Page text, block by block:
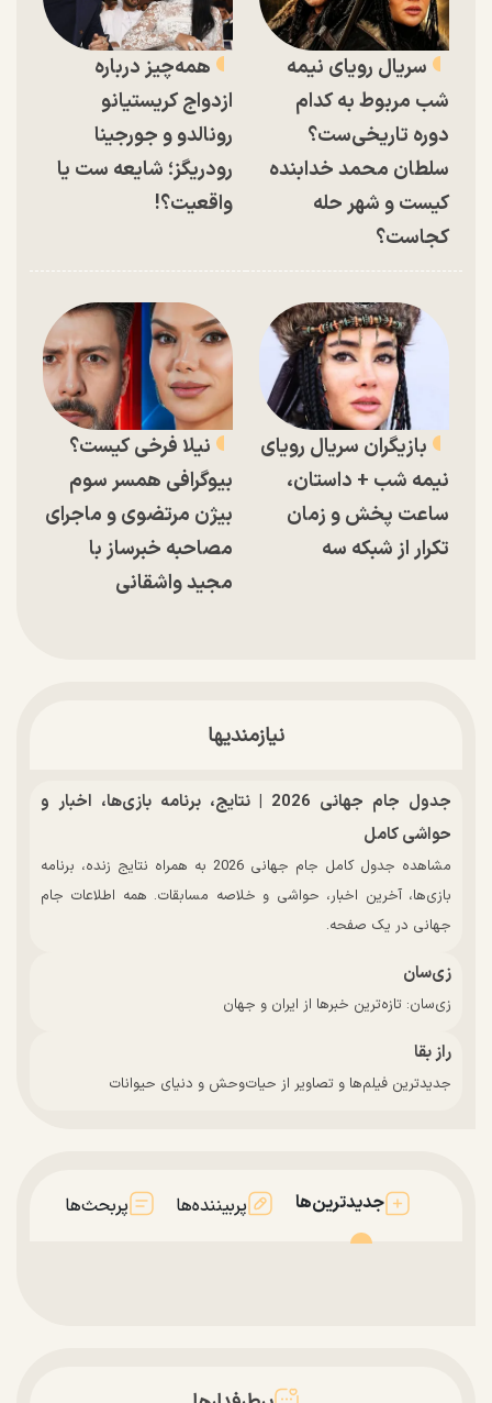
سریال رویای نیمه
شب مربوط به کدام
دوره تاریخی‌ست؟
سلطان محمد خدابنده
کیست و شهر حله
کجاست؟
همه‌چیز درباره
ازدواج کریستیانو
رونالدو و جورجینا
رودریگز؛ شایعه ست یا
واقعیت؟!
بازیگران سریال رویای
نیمه شب + داستان،
ساعت پخش و زمان
تکرار از شبکه سه
نیلا فرخی کیست؟
بیوگرافی همسر سوم
بیژن مرتضوی و ماجرای
مصاحبه خبرساز با
مجید واشقانی
نیازمندیها
جدول جام جهانی 2026 | نتایج، برنامه بازی‌ها، اخبار و
حواشی کامل
مشاهده جدول کامل جام جهانی 2026 به همراه نتایج زنده، برنامه
بازی‌ها، آخرین اخبار، حواشی و خلاصه مسابقات. همه اطلاعات جام
جهانی در یک صفحه.
زی‌سان
زی‌سان: تازه‌ترین خبرها از ایران و جهان
راز بقا
جدیدترین فیلم‌ها و تصاویر از حیات‌وحش و دنیای حیوانات
جدیدترین‌ها پربیننده‌ها پربحث‌ها